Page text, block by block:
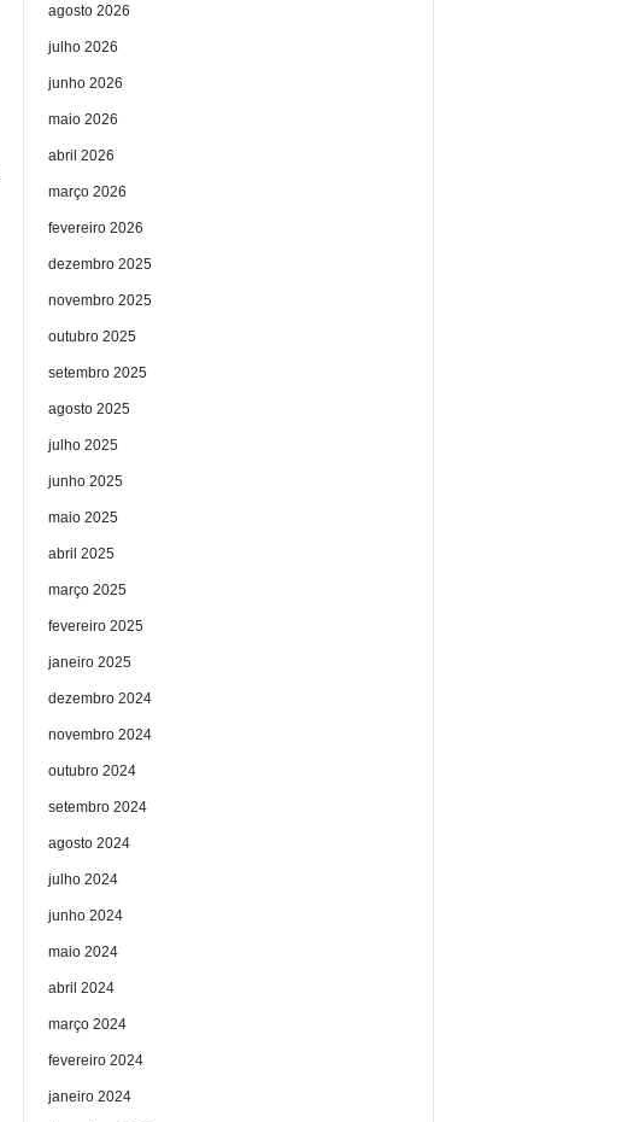
agosto 2026
julho 2026
junho 2026
maio 2026
abril 2026
março 2026
fevereiro 2026
dezembro 2025
novembro 2025
outubro 2025
setembro 2025
agosto 2025
julho 2025
junho 2025
maio 2025
abril 2025
março 2025
fevereiro 2025
janeiro 2025
dezembro 2024
novembro 2024
outubro 2024
setembro 2024
agosto 2024
julho 2024
junho 2024
maio 2024
abril 2024
março 2024
fevereiro 2024
janeiro 2024